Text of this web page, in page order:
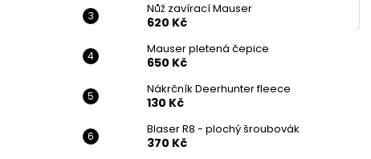
Nůž zavírací Mauser
620 Kč
Mauser pletená čepice
650 Kč
Nákrčník Deerhunter fleece
130 Kč
Blaser R8 - plochý šroubovák
370 Kč